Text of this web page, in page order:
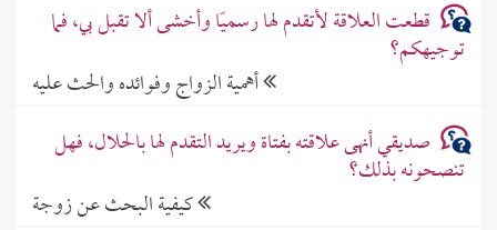
قطعت العلاقة لأتقدم لها رسميًا وأخشى ألا تقبل بي، فما
توجيهكم؟
أهمية الزواج وفوائده والحث عليه
صديقي أنهى علاقته بفتاة ويريد التقدم لها بالحلال، فهل
تنصحونه بذلك؟
كيفية البحث عن زوجة